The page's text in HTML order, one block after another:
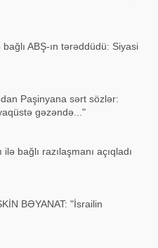
ABŞ-ın tərəddüdü: Siyasi
Paşinyana sərt sözlər:
gəzəndə..."
bağlı razılaşmanı açıqladı
BƏYANAT: "İsrailin